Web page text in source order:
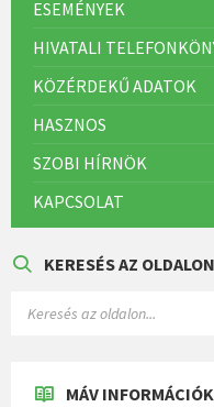
ESEMÉNYEK
HIVATALI
KÖZÉRDEKŰ ADATOK
HASZNOS
SZOBI HÍRNÖK
KAPCSOLAT
KERESÉS AZ OLDALON
MÁV INFORMÁCIÓK